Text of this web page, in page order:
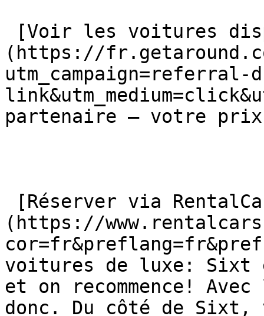
(https://
utm_campaign=referral-
partenaire — votre
(https://
voitures de luxe: Sixt
et on recommence!
donc. Du côté de Sixt,